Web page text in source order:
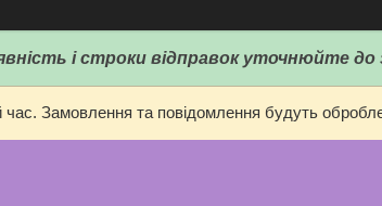
і строки відправок уточнюйте до
час. Замовлення та повідомлення будуть